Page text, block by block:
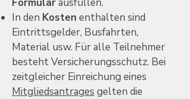
In den Kosten enthalten sind
Eintrittsgelder, Busfahrten,
Material usw. Für alle Teilnehmer
besteht Versicherungsschutz. Bei
zeitgleicher Einreichung eines
Mitgliedsantrages gelten die